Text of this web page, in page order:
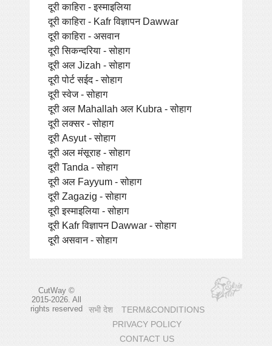
दूरी काहिरा - इस्माइलिया
दूरी काहिरा - Kafr विज्ञापन Dawwar
दूरी काहिरा - असवान
दूरी सिकन्दरिया - सोहाग
दूरी अल Jizah - सोहाग
दूरी पोर्ट सईद - सोहाग
दूरी स्वेज - सोहाग
दूरी अल Mahallah अल Kubra - सोहाग
दूरी लक्सर - सोहाग
दूरी Asyut - सोहाग
दूरी अल मंसूराह - सोहाग
दूरी Tanda - सोहाग
दूरी अल Fayyum - सोहाग
दूरी Zagazig - सोहाग
दूरी इस्माइलिया - सोहाग
दूरी Kafr विज्ञापन Dawwar - सोहाग
दूरी असवान - सोहाग
CutWay ©
2015-2026. All
rights reserved
सभी देश
TERM&CONDITIONS
PRIVACY POLICY
CONTACT US